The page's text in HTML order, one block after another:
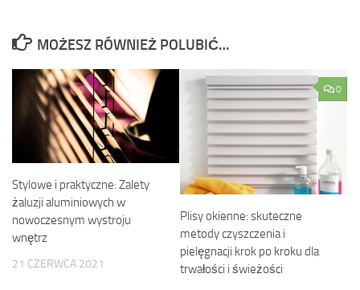
MOŻESZ RÓWNIEŻ POLUBIĆ…
Stylowe i praktyczne: Zalety
żaluzji aluminiowych w
nowoczesnym wystroju
wnętrz
21 CZERWCA 2021
0
Plisy okienne: skuteczne
metody czyszczenia i
pielęgnacji krok po kroku dla
trwałości i świeżości